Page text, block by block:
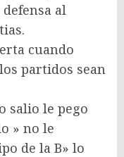
al
cuando
partidos sean
salio le pego
» no le
de la B» lo